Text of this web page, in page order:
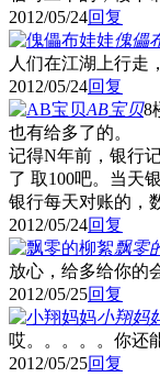
2012/05/24回复
傀儡
人们在江湖上行走
2012/05/24回复
AB宝贝8
也有给多了的。
记得N年前，银行
了 取100吧。当天
银行每天对账的，
2012/05/24回复
飘零
放心，给多给你的
2012/05/25回复
小翔妈
哎。。。。。你还
2012/05/25回复